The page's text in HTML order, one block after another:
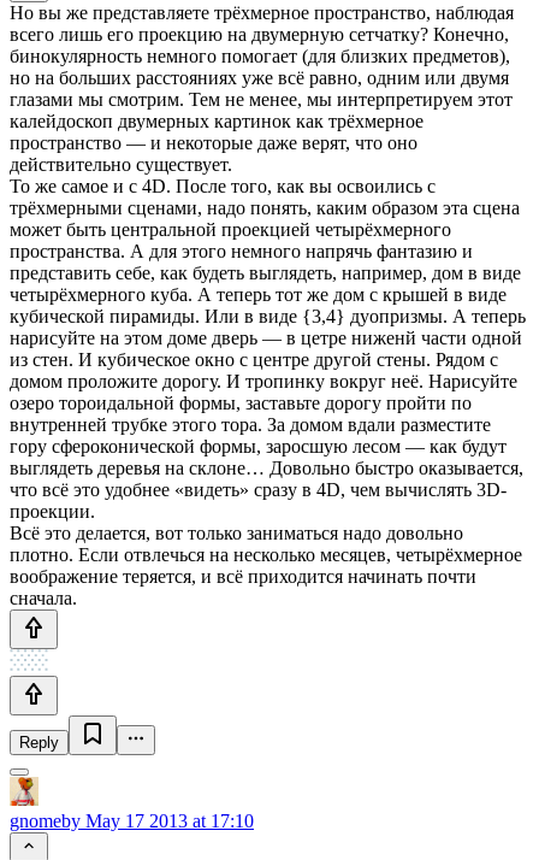
Но вы же представляете трёхмерное пространство, наблюдая
всего лишь его проекцию на двумерную сетчатку? Конечно,
бинокулярность немного помогает (для близких предметов),
но на больших расстояниях уже всё равно, одним или двумя
глазами мы смотрим. Тем не менее, мы интерпретируем этот
калейдоскоп двумерных картинок как трёхмерное
пространство — и некоторые даже верят, что оно
действительно существует.
То же самое и с 4D. После того, как вы освоились с
трёхмерными сценами, надо понять, каким образом эта сцена
может быть центральной проекцией четырёхмерного
пространства. А для этого немного напрячь фантазию и
представить себе, как будеть выглядеть, например, дом в виде
четырёхмерного куба. А теперь тот же дом с крышей в виде
кубической пирамиды. Или в виде {3,4} дуопризмы. А теперь
нарисуйте на этом доме дверь — в цетре ниженй части одной
из стен. И кубическое окно с центре другой стены. Рядом с
домом проложите дорогу. И тропинку вокруг неё. Нарисуйте
озеро тороидальной формы, заставьте дорогу пройти по
внутренней трубке этого тора. За домом вдали разместите
гору сфероконической формы, заросшую лесом — как будут
выглядеть деревья на склоне… Довольно быстро оказывается,
что всё это удобнее «видеть» сразу в 4D, чем вычислять 3D-
проекции.
Всё это делается, вот только заниматься надо довольно
плотно. Если отвлечься на несколько месяцев, четырёхмерное
воображение теряется, и всё приходится начинать почти
сначала.
Reply
gnomeby May 17 2013 at 17:10